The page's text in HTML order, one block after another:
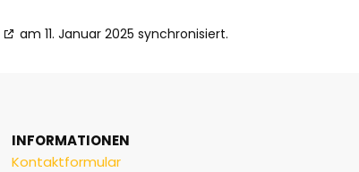
am 11. Januar 2025 synchronisiert.
INFORMATIONEN
Kontaktformular